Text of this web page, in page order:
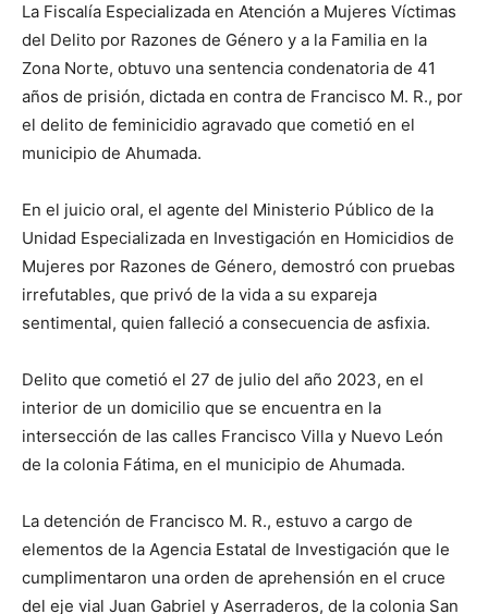
La Fiscalía Especializada en Atención a Mujeres Víctimas
del Delito por Razones de Género y a la Familia en la
Zona Norte, obtuvo una sentencia condenatoria de 41
años de prisión, dictada en contra de Francisco M. R., por
el delito de feminicidio agravado que cometió en el
municipio de Ahumada.
En el juicio oral, el agente del Ministerio Público de la
Unidad Especializada en Investigación en Homicidios de
Mujeres por Razones de Género, demostró con pruebas
irrefutables, que privó de la vida a su expareja
sentimental, quien falleció a consecuencia de asfixia.
Delito que cometió el 27 de julio del año 2023, en el
interior de un domicilio que se encuentra en la
intersección de las calles Francisco Villa y Nuevo León
de la colonia Fátima, en el municipio de Ahumada.
La detención de Francisco M. R., estuvo a cargo de
elementos de la Agencia Estatal de Investigación que le
cumplimentaron una orden de aprehensión en el cruce
del eje vial Juan Gabriel y Aserraderos, de la colonia San